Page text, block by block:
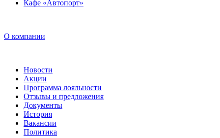
Акции
Программа лояльности
Отзывы и предложения
Документы
История
Вакансии
Политика
Контакты